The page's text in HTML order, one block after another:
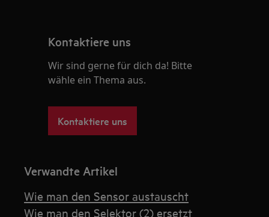
Kontaktiere uns
Wir sind gerne für dich da! Bitte
wähle ein Thema aus.
Kontaktiere uns
Verwandte Artikel
Wie man den Sensor austauscht
Wie man den Selektor (2) ersetzt